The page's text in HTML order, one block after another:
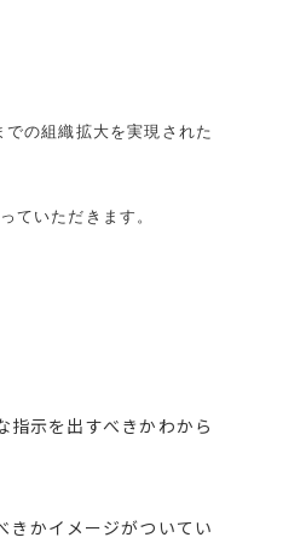
の組織拡大を実現された
ていただきます。
示を出すべきかわから
きかイメージがついてい